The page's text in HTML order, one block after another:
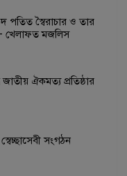
পতিত স্বৈরাচার ও তার
খেলাফত মজলিস
জাতীয় ঐকমত্য প্রতিষ্ঠার
সংগঠন